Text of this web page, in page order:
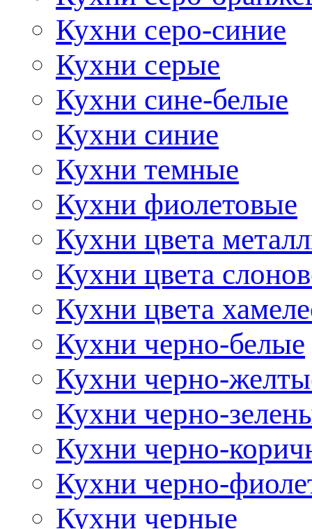
Кухни серо-синие
Кухни серые
Кухни сине-белые
Кухни синие
Кухни темные
Кухни фиолетовые
Кухни цвета
Кухни цвета
Кухни цвета
Кухни черно-белые
Кухни черно-
Кухни черно-
Кухни черно-
Кухни черно-
Кухни черные